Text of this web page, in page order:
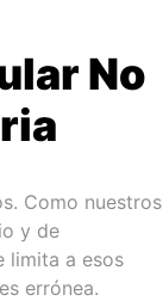
No
Como nuestros
y de
limita a esos
errónea.